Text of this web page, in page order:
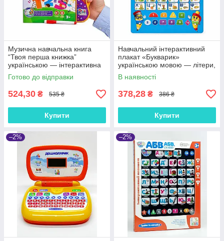
Музична навчальна книга
“Твоя перша книжка”
українською — інтерактивна
іграшка, арт. 52047
Готово до відправки
524,30 ₴ 535 ₴
Купити
Навчальний інтерактивний
плакат «Букварик»
українською мовою — літери,
цифри, звуки, вірші та ігри
для дітей 3+
В наявності
378,28 ₴ 386 ₴
Купити
–2% –2%